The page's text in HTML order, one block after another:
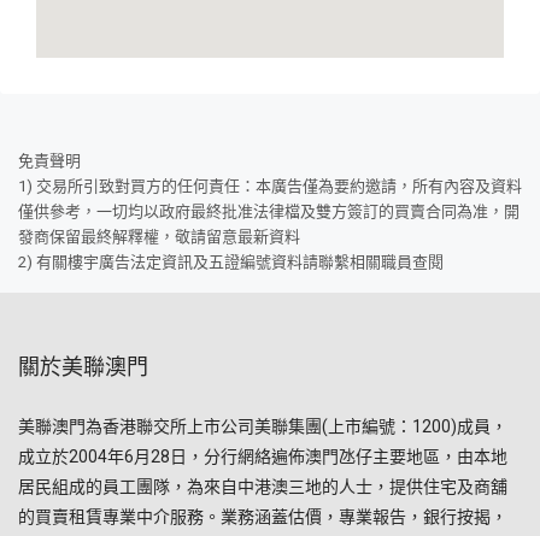
免責聲明
1) 交易所引致對買方的任何責任：本廣告僅為要約邀請，所有內容及資料
僅供參考，一切均以政府最終批准法律檔及雙方簽訂的買賣合同為准，開
發商保留最終解釋權，敬請留意最新資料
2) 有關樓宇廣告法定資訊及五證編號資料請聯繫相關職員查閱
關於美聯澳門
美聯澳門為香港聯交所上市公司美聯集團(上市編號：1200)成員，
成立於2004年6月28日，分行網絡遍佈澳門氹仔主要地區，由本地
居民組成的員工團隊，為來自中港澳三地的人士，提供住宅及商舖
的買賣租賃專業中介服務。業務涵蓋估價，專業報告，銀行按揭，